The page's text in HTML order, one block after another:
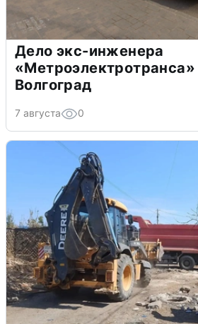
Дело экс-инженера
«Метроэлектротранса»
Волгоград
7 августа 0